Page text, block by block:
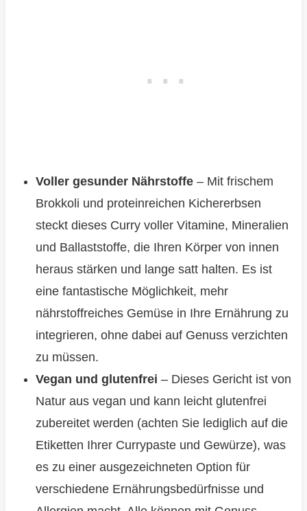
Voller gesunder Nährstoffe– Mit frischem
Brokkoli und proteinreichen Kichererbsen
steckt dieses Curry voller Vitamine, Mineralien
und Ballaststoffe, die Ihren Körper von innen
heraus stärken und lange satt halten. Es ist
eine fantastische Möglichkeit, mehr
nährstoffreiches Gemüse in Ihre Ernährung zu
integrieren, ohne dabei auf Genuss verzichten
zu müssen.
Vegan und glutenfrei – Dieses Gericht ist von
Natur aus vegan und kann leicht glutenfrei
zubereitet werden (achten Sie lediglich auf die
Etiketten Ihrer Currypaste und Gewürze), was
es zu einer ausgezeichneten Option für
verschiedene Ernährungsbedürfnisse und